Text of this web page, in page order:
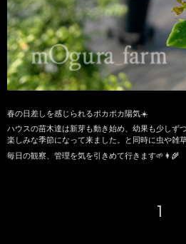
春の日差しを感じられるポカポカ陽気☀️
ハウスの苗木達は新芽も動き始め、幼果も少しず
楽しみな季節になって来ました。と同時に虫や雑
毎日の観察、管理を気を引きめて行きます🌱👩‍🌾
1